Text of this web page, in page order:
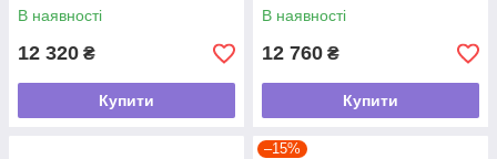
В наявності
12 320 ₴
Купити
В наявності
12 760 ₴
Купити
–15%